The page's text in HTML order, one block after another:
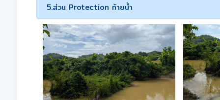
5.ส่วน Protection ท้ายน้ำ